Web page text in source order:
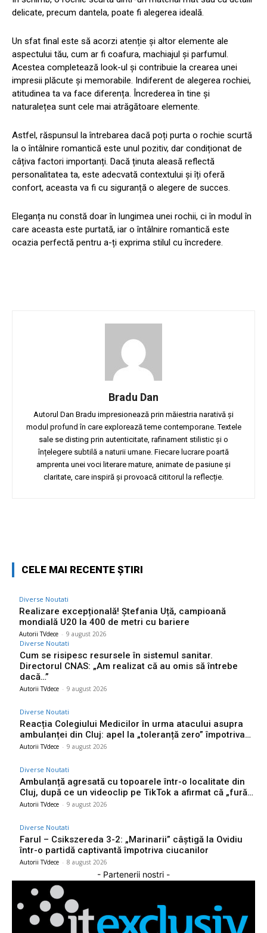
delicate, precum dantela, poate fi alegerea ideală.
Un sfat final este să acorzi atenție și altor elemente ale
aspectului tău, cum ar fi coafura, machiajul și parfumul.
Acestea completează look-ul și contribuie la crearea unei
impresii plăcute și memorabile. Indiferent de alegerea rochiei,
atitudinea ta va face diferența. Încrederea în tine și
naturalețea sunt cele mai atrăgătoare elemente.
Astfel, răspunsul la întrebarea dacă poți purta o rochie scurtă
la o întâlnire romantică este unul pozitiv, dar condiționat de
câțiva factori importanți. Dacă ținuta aleasă reflectă
personalitatea ta, este adecvată contextului și îți oferă
confort, aceasta va fi cu siguranță o alegere de succes.
Eleganța nu constă doar în lungimea unei rochii, ci în modul în
care aceasta este purtată, iar o întâlnire romantică este
ocazia perfectă pentru a-ți exprima stilul cu încredere.
Bradu Dan
Autorul Dan Bradu impresionează prin măiestria narativă și
modul profund în care explorează teme contemporane. Textele
sale se disting prin autenticitate, rafinament stilistic și o
înțelegere subtilă a naturii umane. Fiecare lucrare poartă
amprenta unei voci literare mature, animate de pasiune și
claritate, care inspiră și provoacă cititorul la reflecție.
CELE MAI RECENTE ȘTIRI
Diverse Noutati
Realizare excepțională! Ștefania Uță, campioană
mondială U20 la 400 de metri cu bariere
Autorii TVdece - 9 august 2026
Diverse Noutati
Cum se risipesc resursele în sistemul sanitar.
Directorul CNAS: „Am realizat că au omis să întrebe
dacă…”
Autorii TVdece - 9 august 2026
Diverse Noutati
Reacția Colegiului Medicilor în urma atacului asupra
ambulanței din Cluj: apel la „toleranță zero” împotriva…
Autorii TVdece - 9 august 2026
Diverse Noutati
Ambulanță agresată cu topoarele într-o localitate din
Cluj, după ce un videoclip pe TikTok a afirmat că „fură…
Autorii TVdece - 9 august 2026
Diverse Noutati
Farul – Csikszereda 3-2: „Marinarii” câștigă la Ovidiu
într-o partidă captivantă împotriva ciucanilor
Autorii TVdece - 8 august 2026
- Partenerii nostri -